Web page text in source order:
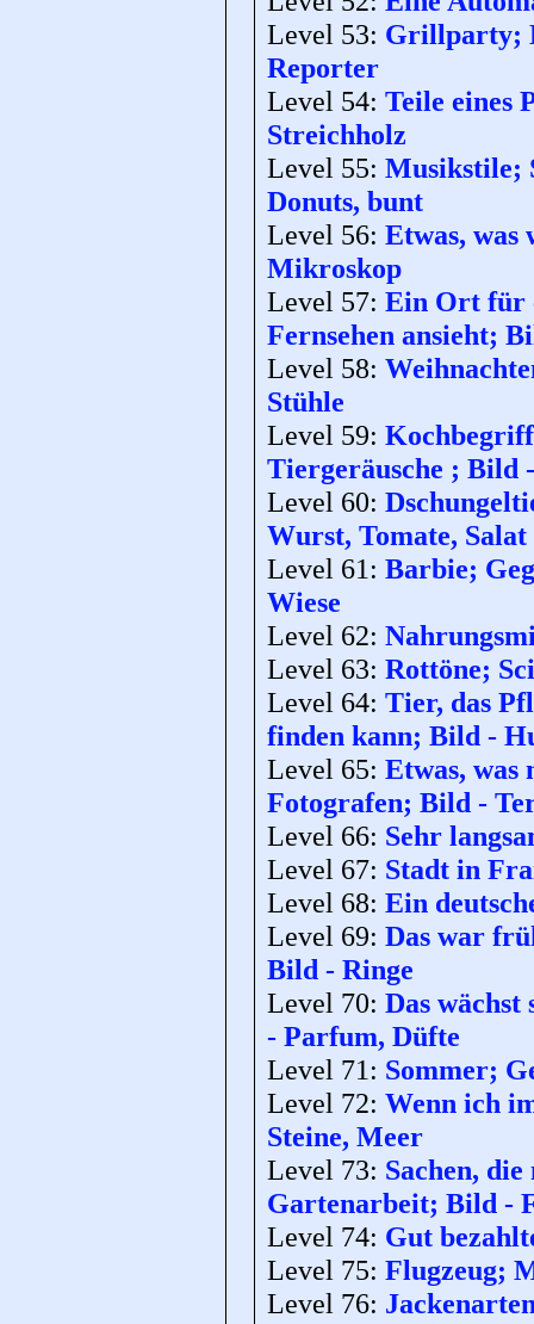
Level 53: Grillparty;
Reporter
Level 54: Teile eines
Streichholz
Level 55: Musikstile;
Donuts, bunt
Level 56: Etwas,
Mikroskop
Level 57: Ein Ort für
Fernsehen ansieht;
Level 58:
Stühle
Level 59:
Tiergeräusche ; Bild
Level 60:
Wurst, Tomate, Salat
Level 61: Barbie;
Wiese
Level 62:
Level 63: Rottöne;
Level 64: Tier, das
finden kann; Bild -
Level 65: Etwas, was
Fotografen; Bild -
Level 66: Sehr
Level 67: Stadt in
Level 68: Ein
Level 69: Das war
Bild - Ringe
Level 70: Das
- Parfum, Düfte
Level 71: Sommer;
Level 72: Wenn ich
Steine, Meer
Level 73: Sachen,
Gartenarbeit; Bild -
Level 74: Gut
Level 75: Flugzeug;
Level 76: